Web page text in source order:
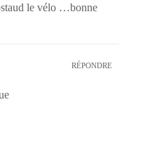
le vélo …bonne
RÉPONDRE